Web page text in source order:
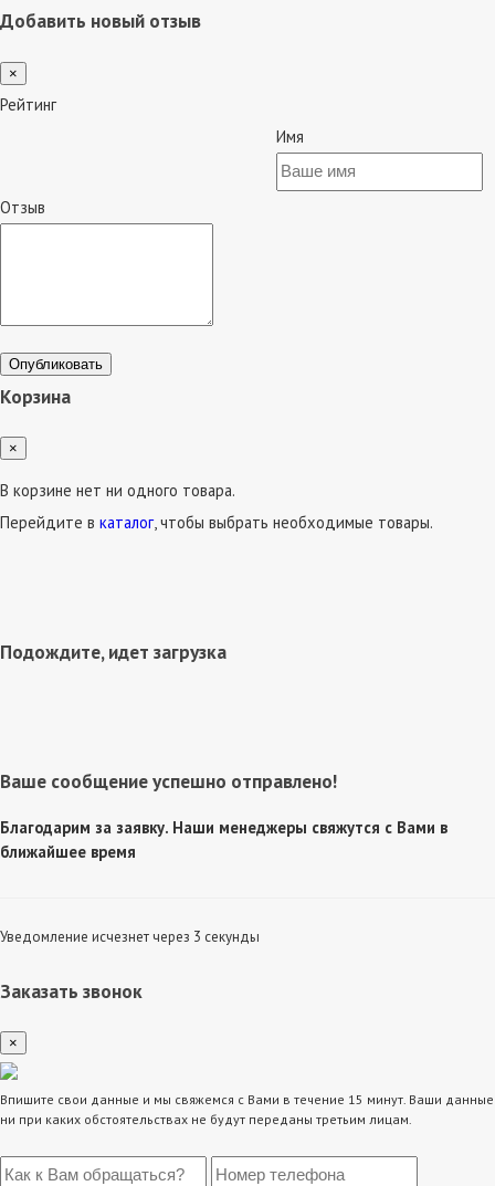
Добавить новый отзыв
×
Рейтинг
Имя
Отзыв
Опубликовать
Корзина
×
В корзине нет ни одного товара.
Перейдите в каталог, чтобы выбрать необходимые товары.
Подождите, идет загрузка
Ваше сообщение успешно отправлено!
Благодарим за заявку. Наши менеджеры свяжутся с Вами в
ближайшее время
Уведомление исчезнет через 3 секунды
Заказать звонок
×
Впишите свои данные и мы свяжемся с Вами в течение 15 минут. Ваши данные
ни при каких обстоятельствах не будут переданы третьим лицам.